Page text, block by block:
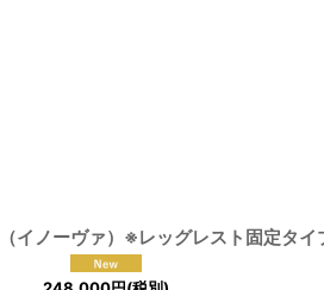
イノーヴァ）※レッグレスト固定タイ